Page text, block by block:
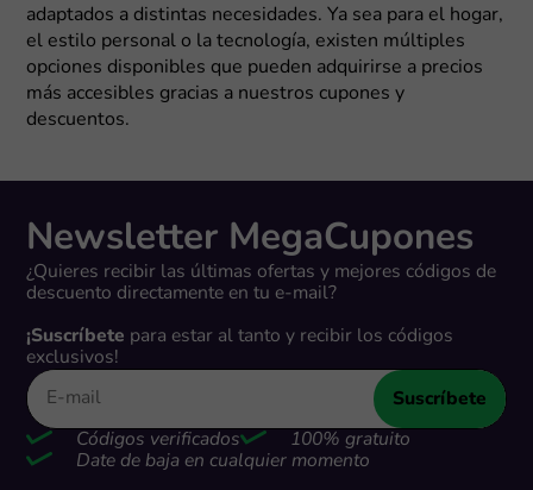
adaptados a distintas necesidades. Ya sea para el hogar,
el estilo personal o la tecnología, existen múltiples
opciones disponibles que pueden adquirirse a precios
más accesibles gracias a nuestros cupones y
descuentos.
Newsletter MegaCupones
¿Quieres recibir las últimas ofertas y mejores códigos de
descuento directamente en tu e-mail?
¡Suscríbete para estar al tanto y recibir los códigos
exclusivos!
Suscríbete
Códigos verificados
100% gratuito
Date de baja en cualquier momento